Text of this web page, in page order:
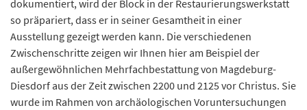
dokumentiert, wird der Block in der Restaurierungswerkstatt
so präpariert, dass er in seiner Gesamtheit in einer
Ausstellung gezeigt werden kann. Die verschiedenen
Zwischenschritte zeigen wir Ihnen hier am Beispiel der
außergewöhnlichen Mehrfachbestattung von Magdeburg-
Diesdorf aus der Zeit zwischen 2200 und 2125 vor Christus. Sie
wurde im Rahmen von archäologischen Voruntersuchungen